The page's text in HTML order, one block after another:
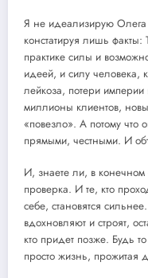
Я не идеализирую Олега
констатируя лишь
практике силы и
идеей, и силу человека,
лейкоза, потери
миллионы клиентов,
«повезло». А потому что
прямыми, честными. И
И, знаете ли, в конечном
проверка. И те, кто
себе, становятся
вдохновляют и строят,
кто придет позже. Будь
просто жизнь, прожитая